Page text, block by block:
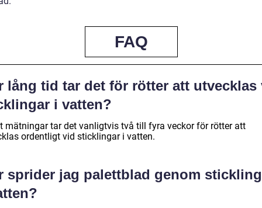
FAQ
lång tid tar det för rötter att utvecklas
i vatten?
mätningar tar det vanligtvis två till fyra veckor för rötter att
ordentligt vid sticklingar i vatten.
sprider jag palettblad genom